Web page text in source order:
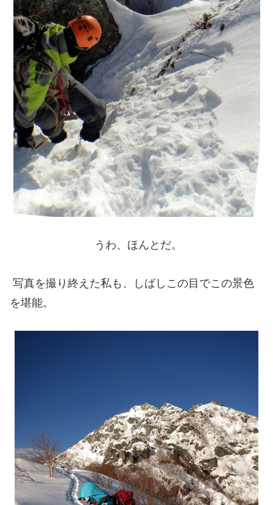
うわ、ほんとだ。
写真を撮り終えた私も、しばしこの目でこの景色
を堪能。